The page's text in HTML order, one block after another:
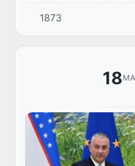
суҳбатда Марказий
муҳожирларга 2030
яшаш учун
1873
18